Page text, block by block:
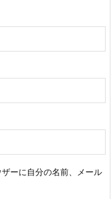
ーに自分の名前、メール